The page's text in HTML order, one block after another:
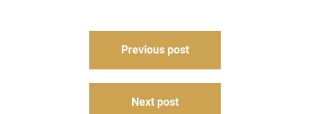
Previous post
Next post